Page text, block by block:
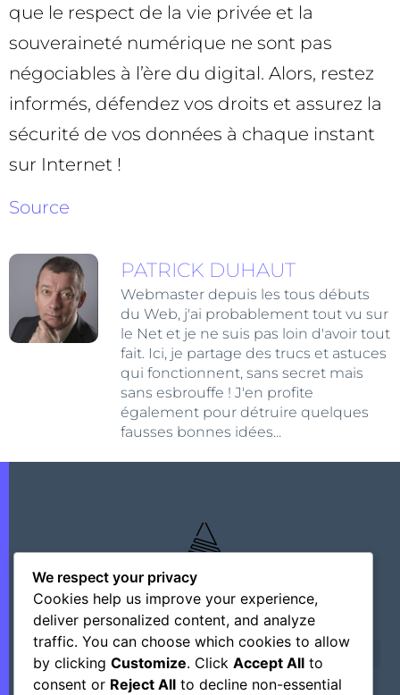
que le respect de la vie privée et la
souveraineté numérique ne sont pas
négociables à l’ère du digital. Alors, restez
informés, défendez vos droits et assurez la
sécurité de vos données à chaque instant
sur Internet !
Source
PATRICK DUHAUT
Webmaster depuis les tous débuts
du Web, j'ai probablement tout vu sur
le Net et je ne suis pas loin d'avoir tout
fait. Ici, je partage des trucs et astuces
qui fonctionnent, sans secret mais
sans esbrouffe ! J'en profite
également pour détruire quelques
fausses bonnes idées...
We respect your privacy
Cookies help us improve your experience,
deliver personalized content, and analyze
traffic. You can choose which cookies to allow
by clicking Customize. Click Accept All to
consent or Reject All to decline non-essential